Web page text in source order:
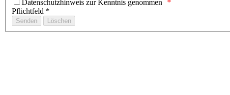
Datenschutzhinweis zur Kenntnis genommen
Pflichtfeld *